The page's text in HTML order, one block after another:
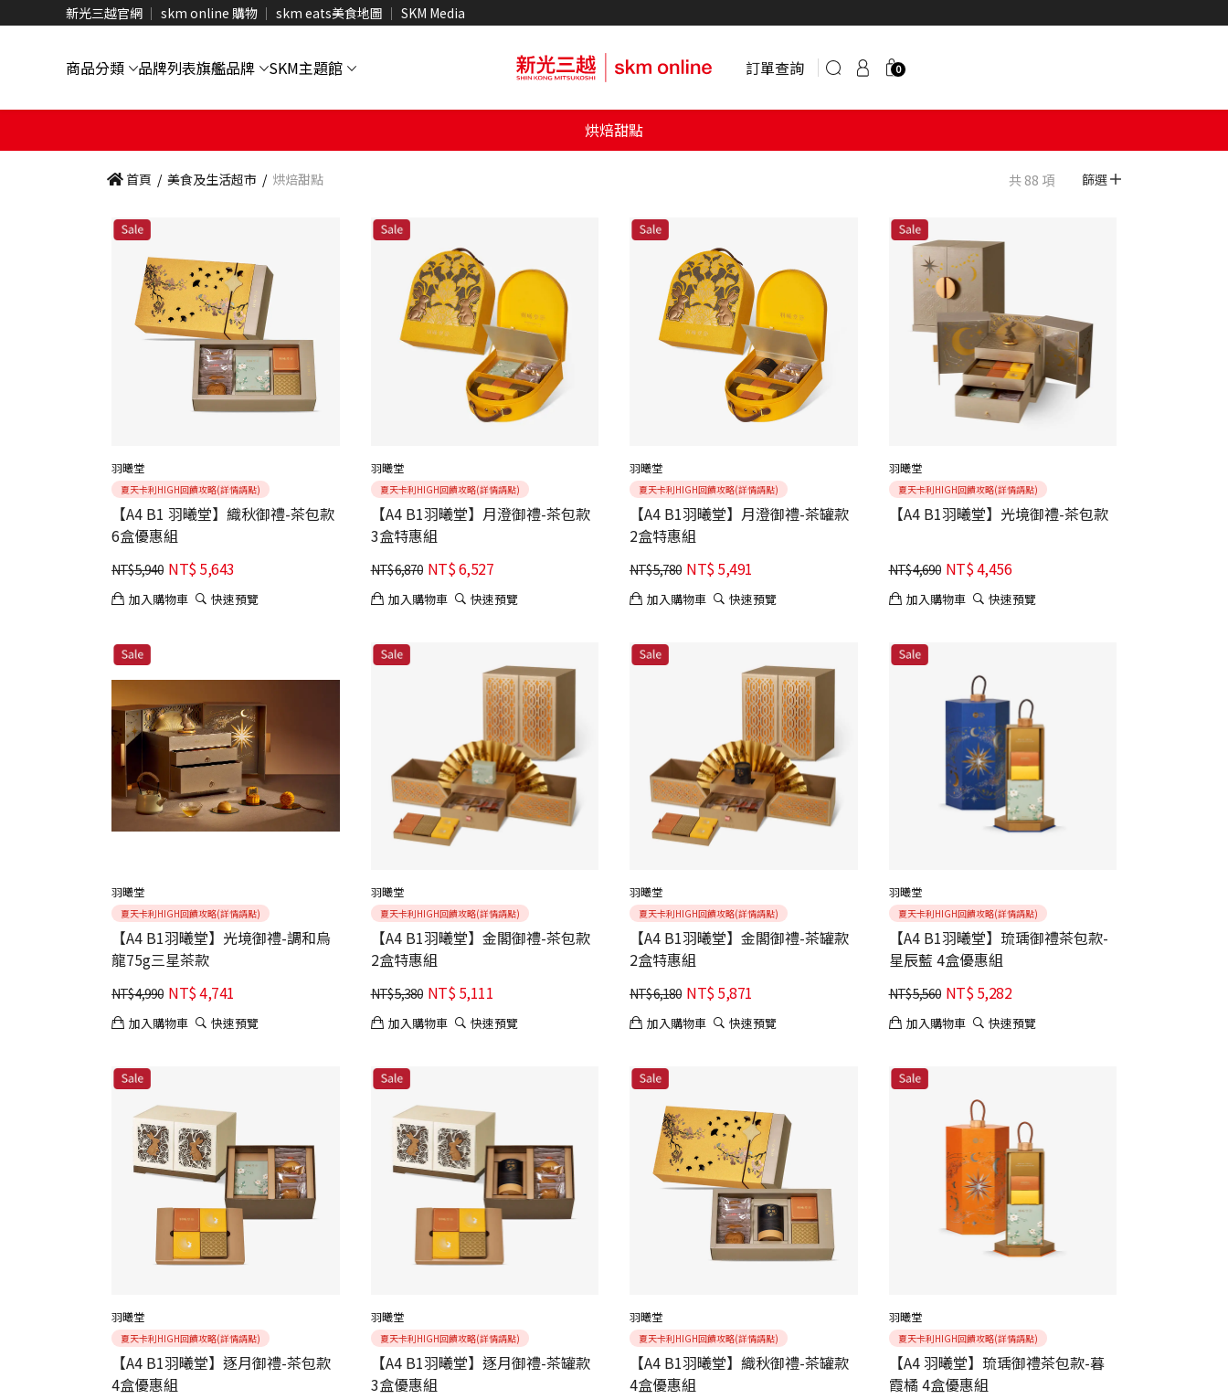
新光三越官網 skm online 購物 skm eats美食地圖 SKM Media
商品分類 品牌列表旗艦品牌 SKM主題館 訂單查詢 0
烘焙甜點
首頁 / 美食及生活超市 / 烘焙甜點 篩選
共 88 項
羽曦堂
夏天卡利HIGH回饋攻略(詳情請點)
【A4 B1 羽曦堂】織秋御禮-茶包款
6盒優惠組
NT$5,940 NT$5,643
加入購物車 快速預覽
羽曦堂
夏天卡利HIGH回饋攻略(詳情請點)
【A4 B1羽曦堂】月澄御禮-茶包款
3盒特惠組
NT$6,870 NT$6,527
加入購物車 快速預覽
羽曦堂
夏天卡利HIGH回饋攻略(詳情請點)
【A4 B1羽曦堂】月澄御禮-茶罐款
2盒特惠組
NT$5,780 NT$5,491
加入購物車 快速預覽
羽曦堂
夏天卡利HIGH回饋攻略(詳情請點)
【A4 B1羽曦堂】光境御禮-茶包款
NT$4,690 NT$4,456
加入購物車 快速預覽
羽曦堂
夏天卡利HIGH回饋攻略(詳情請點)
【A4 B1羽曦堂】光境御禮-調和烏
龍75g三星茶款
NT$4,990 NT$4,741
加入購物車 快速預覽
羽曦堂
夏天卡利HIGH回饋攻略(詳情請點)
【A4 B1羽曦堂】金閣御禮-茶包款
2盒特惠組
NT$5,380 NT$5,111
加入購物車 快速預覽
羽曦堂
夏天卡利HIGH回饋攻略(詳情請點)
【A4 B1羽曦堂】金閣御禮-茶罐款
2盒特惠組
NT$6,180 NT$5,871
加入購物車 快速預覽
羽曦堂
夏天卡利HIGH回饋攻略(詳情請點)
【A4 B1羽曦堂】琉瑀御禮茶包款-
星辰藍 4盒優惠組
NT$5,560 NT$5,282
加入購物車 快速預覽
羽曦堂
夏天卡利HIGH回饋攻略(詳情請點)
【A4 B1羽曦堂】逐月御禮-茶包款
4盒優惠組
羽曦堂
夏天卡利HIGH回饋攻略(詳情請點)
【A4 B1羽曦堂】逐月御禮-茶罐款
3盒優惠組
羽曦堂
夏天卡利HIGH回饋攻略(詳情請點)
【A4 B1羽曦堂】織秋御禮-茶罐款
4盒優惠組
羽曦堂
夏天卡利HIGH回饋攻略(詳情請點)
【A4 羽曦堂】琉瑀御禮茶包款-暮
霞橘 4盒優惠組